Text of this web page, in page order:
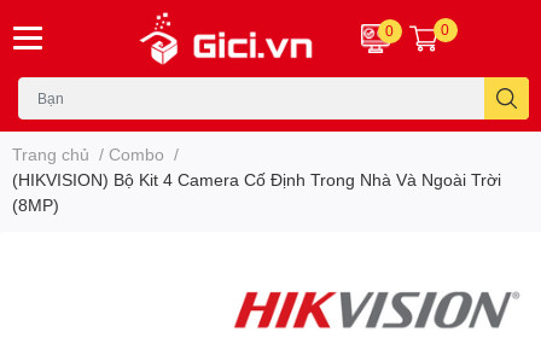
0 0
Trang chủ / Combo /
(HIKVISION) Bộ Kit 4 Camera Cố Định Trong Nhà Và Ngoài Trời
(8MP)